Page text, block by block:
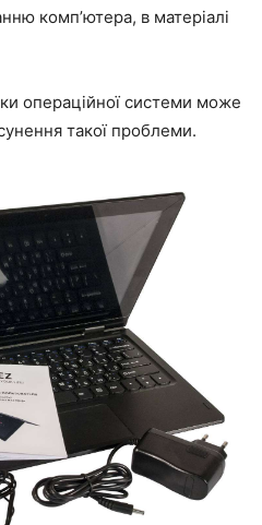
комп’ютера, в матеріалі
операційної системи може
такої проблеми.